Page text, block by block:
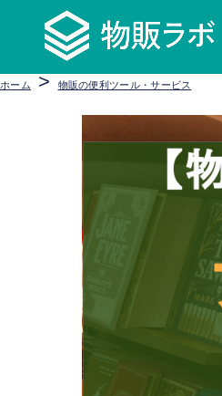
ホーム > 物販の便利ツール・サービス